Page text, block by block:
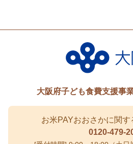
野菜・果実(りんご(国産)、たまねぎ、
ぶどう糖液糖、砂糖)、醸造酢、食塩、
澱粉)、酸味料、カラメル色素、調味料
大阪府子ども食費支援事
お米PAYおおさかに関
0120-479-